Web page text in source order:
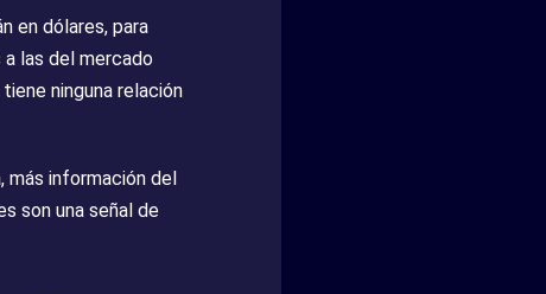
en dólares, para
las del mercado
ninguna relación
más información del
son una señal de